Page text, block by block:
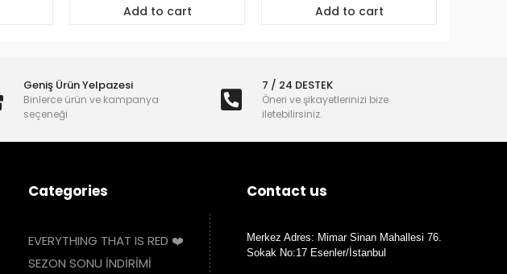
Add to cart Add to cart
Geniş Ürün Yelpazesi
Binlerce ürün ve kampanya
seçeneği
7 / 24 DESTEK
Öneri ve şikayetlerinizi bize
iletebilirsiniz.
Categories
EVERYTHING THAT IS RED ❤️
SEZON SONU İNDİRİMİ
Contact us
Merkez Adres: Mimar Sinan Mahallesi 76.
Sokak No:17 Esenler/İstanbul